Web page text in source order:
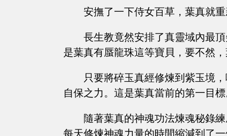
安撫了一下侍女百草，葉真就
長生教竟然安排了真靈域內最
是葉真有蜃龍珠這等寶貝，要不然
只要將碎玉真經修煉到紫玉境
自保之力。這是葉真當前的第一目
隨著葉真的神魂功法煉魂秘錄
每天修煉神魂力量的時間縮減到了